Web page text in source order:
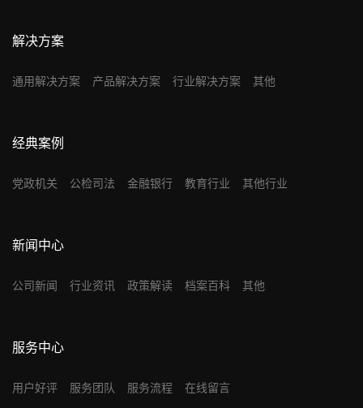
解决方案
通用解决方案 产品解决方案 行业解决方案 其他
经典案例
党政机关 公检司法 金融银行 教育行业 其他行业
新闻中心
公司新闻 行业资讯 政策解读 档案百科 其他
服务中心
用户好评 服务团队 服务流程 在线留言